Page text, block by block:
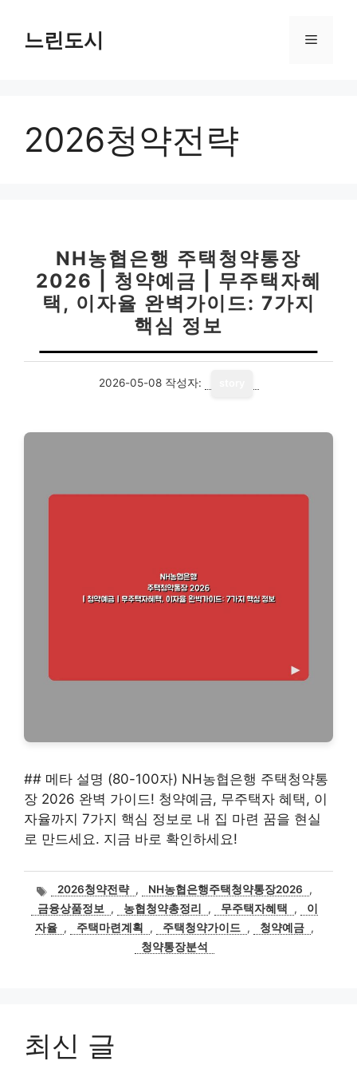
느린도시 메
2026청약전략
NH농협은행 주택청약통장
2026 | 청약예금 | 무주택자혜
택, 이자율 완벽가이드: 7가지
핵심 정보
2026-05-08 작성자:
## 메타 설명 (80-100자) NH농협은행 주택청약통
장 2026 완벽 가이드! 청약예금, 무주택자 혜택, 이
자율까지 7가지 핵심 정보로 내 집 마련 꿈을 현실
로 만드세요. 지금 바로 확인하세요!
태
그
2026청약전략 , NH농협은행주택청약통장2026
,
금융상품정보
, 농협청약총정리 , 무주택자혜택 ,
이
자율 , 주택마련계획 , 주택청약가이드 , 청약예금 ,
청약통장분석
최신 글